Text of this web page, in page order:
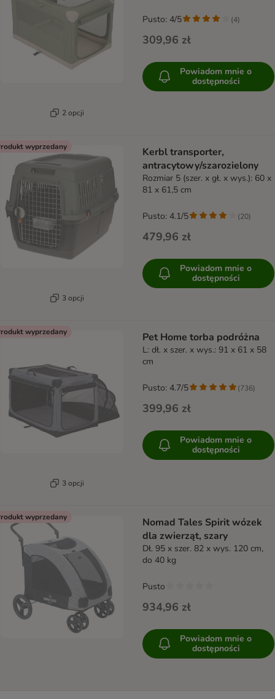
2 opcji
309,96 zł
Pusto: 4/5 (4)
Powiadom mnie o
dostępności
wyprzedany
3 opcji
Kerbl transporter,
antracytowy/szarozielony
Rozmiar 5 (szer. x gł. x wys.): 60 x
81 x 61,5 cm
479,96 zł
Pusto: 4.1/5 (20)
Powiadom mnie o
dostępności
wyprzedany
3 opcji
Pet Home torba podróżna
L: dł. x szer. x wys.: 91 x 61 x 58
cm
399,96 zł
Pusto: 4.7/5 (736)
Powiadom mnie o
dostępności
wyprzedany
Nomad Tales Spirit wózek
dla zwierząt, szary
Dł. 95 x szer. 82 x wys. 120 cm,
do 40 kg
934,96 zł
Pusto
Powiadom mnie o
dostępności